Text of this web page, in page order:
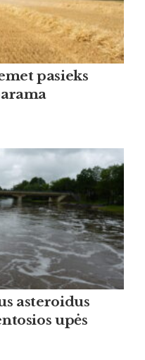
pasieks
asteroidus
upės